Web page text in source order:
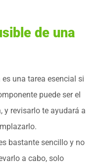
de una
una tarea esencial si
puede ser el
y revisarlo te ayudará a
bastante sencillo y no
a cabo, solo